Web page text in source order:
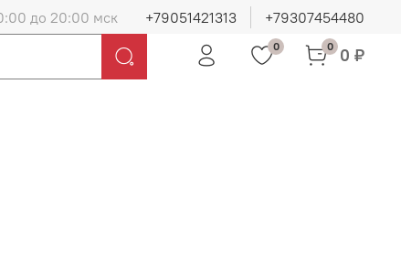
до 20:00 мск +79051421313 +79307454480
0 0 0 ₽